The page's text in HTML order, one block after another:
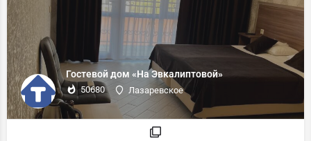
Гостевой дом «На Эвкалиптовой»
50680 Лазаревское